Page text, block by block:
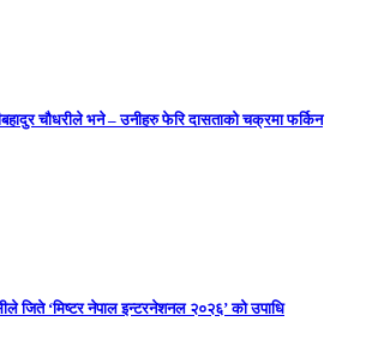
चौधरीले भने – उनीहरु फेरि दासताको चक्रमा फर्किन
जिते ‘मिष्टर नेपाल इन्टरनेशनल २०२६’ को उपाधि